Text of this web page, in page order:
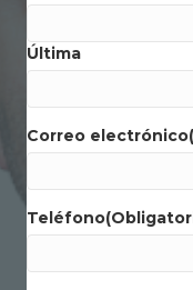
Última
Correo electrónico
Teléfono